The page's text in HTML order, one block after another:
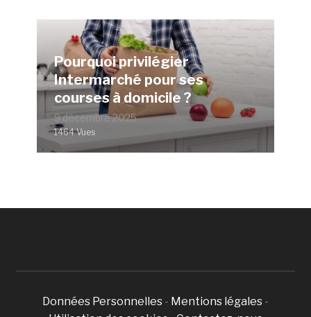
Pourquoi privilégier
Intermarché pour ses
courses à domicile ?
9 décembre 2025
1464 Vues
Données Personnelles - Mentions légales -